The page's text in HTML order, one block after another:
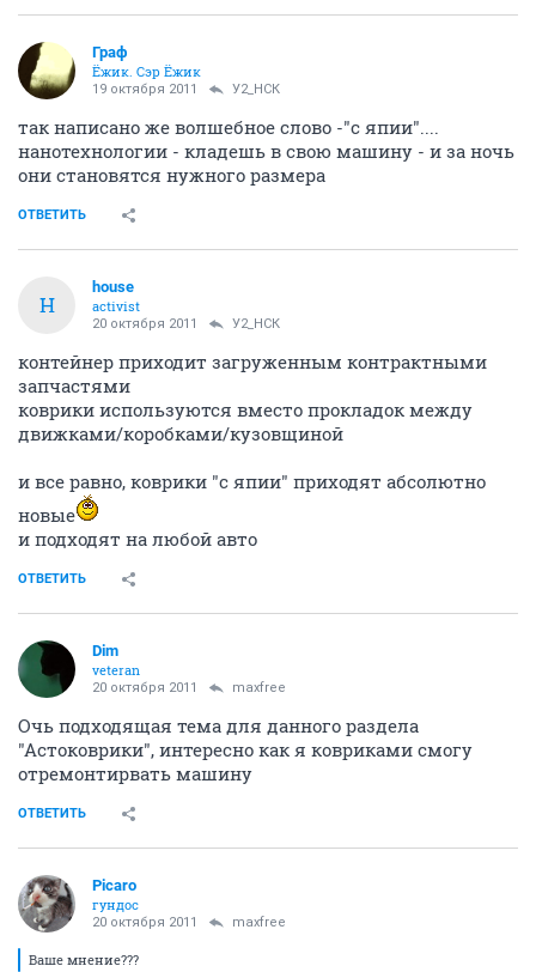
Граф
Ёжик. Сэр Ёжик
19 октября 2011 У2_НСК
так написано же волшебное слово -"с япии"....
нанотехнологии - кладешь в свою машину - и за ночь
они становятся нужного размера
ОТВЕТИТЬ
H
house
activist
20 октября 2011 У2_НСК
контейнер приходит загруженным контрактными
запчастями
коврики используются вместо прокладок между
движками/коробками/кузовщиной
и все равно, коврики "с япии" приходят абсолютно
новые
и подходят на любой авто
ОТВЕТИТЬ
Dim
veteran
20 октября 2011 maxfree
Очь подходящая тема для данного раздела
"Астоковрики", интересно как я ковриками смогу
отремонтирвать машину
ОТВЕТИТЬ
Picaro
гундос
20 октября 2011 maxfree
Ваше мнение???